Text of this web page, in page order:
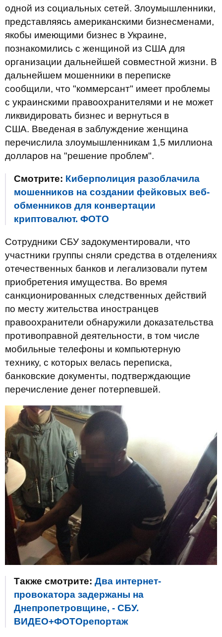
одной из социальных сетей. Злоумышленники,
представляясь американскими бизнесменами,
якобы имеющими бизнес в Украине,
познакомились с женщиной из США для
организации дальнейшей совместной жизни. В
дальнейшем мошенники в переписке
сообщили, что "коммерсант" имеет проблемы
с украинскими правоохранителями и не может
ликвидировать бизнес и вернуться в
США. Введеная в заблуждение женщина
перечислила злоумышленникам 1,5 миллиона
долларов на "решение проблем".
Смотрите: Киберполиция разоблачила
мошенников на создании фейковых веб-
обменников для конвертации
криптовалют. ФОТО
Сотрудники СБУ задокументировали, что
участники группы сняли средства в отделениях
отечественных банков и легализовали путем
приобретения имущества. Во время
санкционированных следственных действий
по месту жительства иностранцев
правоохранители обнаружили доказательства
противоправной деятельности, в том числе
мобильные телефоны и компьютерную
технику, с которых велась переписка,
банковские документы, подтверждающие
перечисление денег потерпевшей.
Также смотрите: Два интернет-
провокатора задержаны на
Днепропетровщине, - СБУ.
ВИДЕО+ФОТОрепортаж